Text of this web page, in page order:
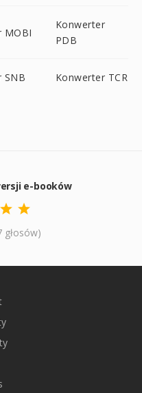
MOBI
Konwerter
PDB
SNB Konwerter TCR
e-booków
głosów)